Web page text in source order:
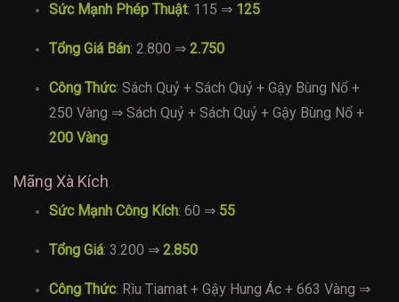
Sức Mạnh Phép Thuật: 115 ⇒ 125
Tổng Giá Bán: 2.800 ⇒ 2.750
Công Thức: Sách Quỷ + Sách Quỷ + Gậy Bùng Nổ +
250 Vàng ⇒ Sách Quỷ + Sách Quỷ + Gậy Bùng Nổ +
200 Vàng
Mãng Xà Kích
Sức Mạnh Công Kích: 60 ⇒ 55
Tổng Giá: 3.200 ⇒ 2.850
Công Thức: Rìu Tiamat + Gậy Hung Ác + 663 Vàng ⇒